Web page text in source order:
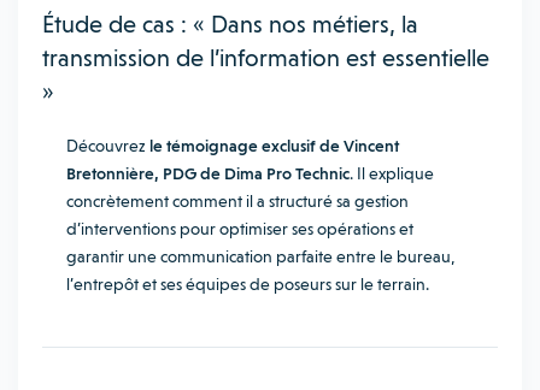
Étude de cas : « Dans nos métiers, la
transmission de l’information est essentielle
»
Découvrez le témoignage exclusif de Vincent
Bretonnière, PDG de Dima Pro Technic. Il explique
concrètement comment il a structuré sa gestion
d’interventions pour optimiser ses opérations et
garantir une communication parfaite entre le bureau,
l’entrepôt et ses équipes de poseurs sur le terrain.